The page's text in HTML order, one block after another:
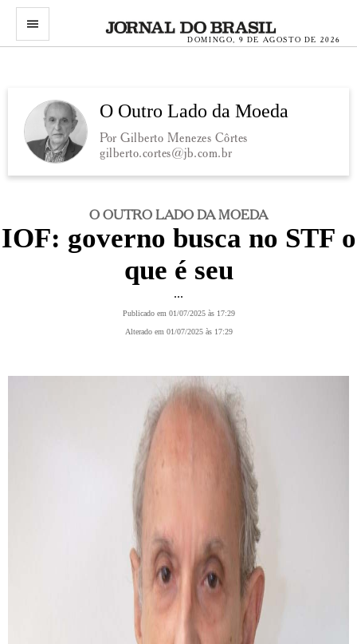
menu
DOMINGO, 9 DE AGOSTO DE 2026
O Outro Lado da Moeda
Por Gilberto Menezes Côrtes
gilberto.cortes@jb.com.br
O OUTRO LADO DA MOEDA
IOF: governo busca no STF o
que é seu
...
Publicado em 01/07/2025 às 17:29
Alterado em 01/07/2025 às 17:29